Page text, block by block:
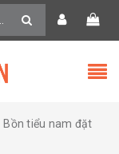
Bồn tiểu nam đặt